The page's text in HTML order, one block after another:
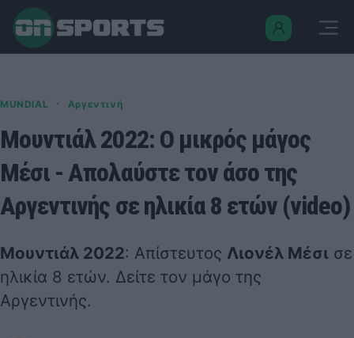
MUNDIAL · Αργεντινή
Μουντιάλ 2022: Ο μικρός μάγος
Μέσι - Απολαύστε τον άσο της
Αργεντινής σε ηλικία 8 ετών (video)
Μουντιάλ 2022: Απίστευτος Λιονέλ Μέσι σε
ηλικία 8 ετών. Δείτε τον μάγο της
Αργεντινής.